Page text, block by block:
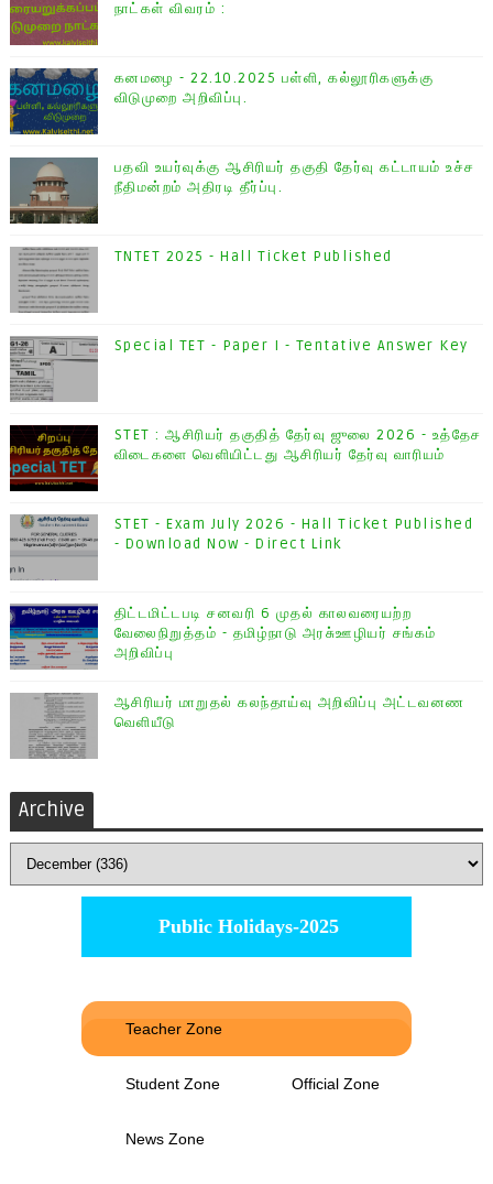
நாட்கள் விவரம் :
கனமழை - 22.10.2025 பள்ளி, கல்லூரிகளுக்கு
விடுமுறை அறிவிப்பு.
பதவி உயர்வுக்கு ஆசிரியர் தகுதி தேர்வு கட்டாயம் உச்ச
நீதிமன்றம் அதிரடி தீர்ப்பு.
TNTET 2025 - Hall Ticket Published
Special TET - Paper I - Tentative Answer Key
STET : ஆசிரியர் தகுதித் தேர்வு ஜுலை 2026 - உத்தேச
விடைகளை வெளியிட்டது ஆசிரியர் தேர்வு வாரியம்
STET - Exam July 2026 - Hall Ticket Published
- Download Now - Direct Link
திட்டமிட்டபடி சனவரி 6 முதல் காலவரையற்ற
வேலைநிறுத்தம் - தமிழ்நாடு அரசு்ஊழியர் சங்கம்
அறிவிப்பு
ஆசிரியர் மாறுதல் கலந்தாய்வு அறிவிப்பு அட்டவனண
வெளியீடு
Archive
Public Holidays-2025
Teacher Zone
Student Zone Official Zone
News Zone